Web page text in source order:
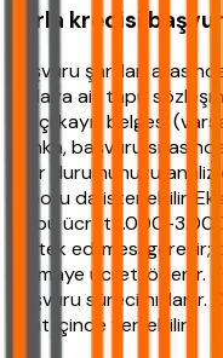
Tarla kredisi
Başvuru şartları
tarlaya ait tapu
çiftçi kayıt belgesi
Banka, başvuru
gelir durumunuzu
raporu da istenebilir.
ve bu ücret 1.000-
ipotek edilmesi
sermaye ücreti ödenir.
başvuru süreci
saat içinde verilebilir.